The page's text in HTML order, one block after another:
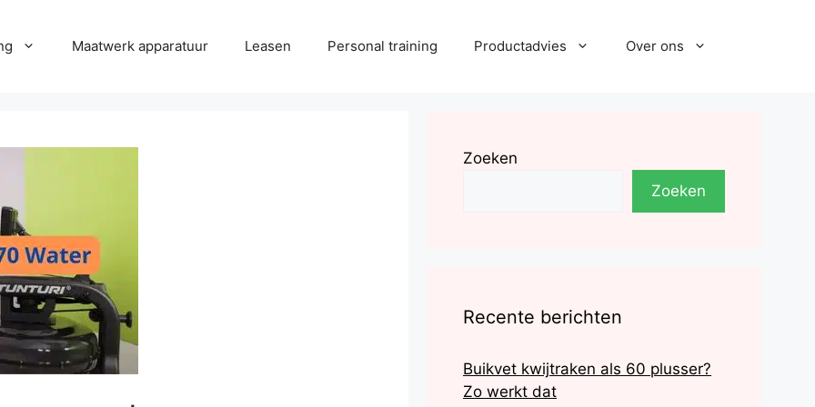
Maatwerk apparatuur Leasen Personal training Productadvies Over ons
Zoeken
Zoeken
Recente berichten
Buikvet kwijtraken als 60 plusser?
Zo werkt dat